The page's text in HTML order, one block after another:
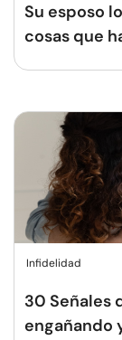
Su esposo
cosas que
Infidelidad
30 Señales
engañando